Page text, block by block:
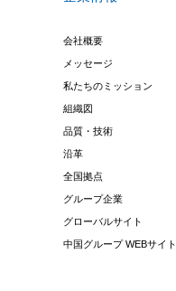
会社概要
メッセージ
私たちのミッション
組織図
品質・技術
沿革
全国拠点
グループ企業
グローバルサイト
中国グループ WEBサイト